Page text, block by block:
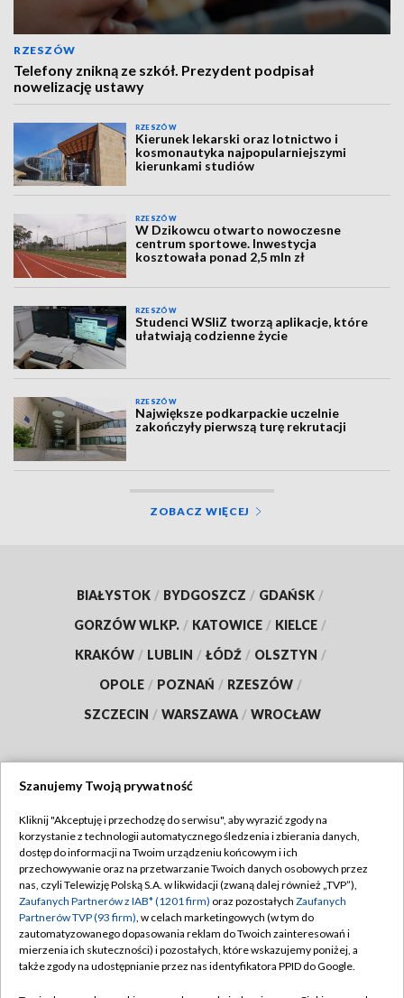
RZESZÓW
Telefony znikną ze szkół. Prezydent podpisał
nowelizację ustawy
RZESZÓW
Kierunek lekarski oraz lotnictwo i
kosmonautyka najpopularniejszymi
kierunkami studiów
RZESZÓW
W Dzikowcu otwarto nowoczesne
centrum sportowe. Inwestycja
kosztowała ponad 2,5 mln zł
RZESZÓW
Studenci WSIiZ tworzą aplikacje, które
ułatwiają codzienne życie
RZESZÓW
Największe podkarpackie uczelnie
zakończyły pierwszą turę rekrutacji
ZOBACZ WIĘCEJ
BIAŁYSTOK / BYDGOSZCZ / GDAŃSK /
GORZÓW WLKP. / KATOWICE / KIELCE /
KRAKÓW / LUBLIN / ŁÓDŹ / OLSZTYN /
OPOLE / POZNAŃ / RZESZÓW /
SZCZECIN / WARSZAWA / WROCŁAW
TVP
Abonament TVP
Emisja w TVP
Centrum informacji TVP
Naziemna Telewizja Cyfrowa
Regulamin TVP
Polityka prywatności
Moje zgody
Pomoc
Szanujemy Twoją prywatność
Kliknij "Akceptuję i przechodzę do serwisu", aby wyrazić zgody na
korzystanie z technologii automatycznego śledzenia i zbierania danych,
dostęp do informacji na Twoim urządzeniu końcowym i ich
przechowywanie oraz na przetwarzanie Twoich danych osobowych przez
nas, czyli Telewizję Polską S.A. w likwidacji (zwaną dalej również „TVP”),
Zaufanych Partnerów z IAB* (1201 firm) oraz pozostałych Zaufanych
Partnerów TVP (93 firm), w celach marketingowych (w tym do
zautomatyzowanego dopasowania reklam do Twoich zainteresowań i
mierzenia ich skuteczności) i pozostałych, które wskazujemy poniżej, a
także zgody na udostępnianie przez nas identyfikatora PPID do Google.